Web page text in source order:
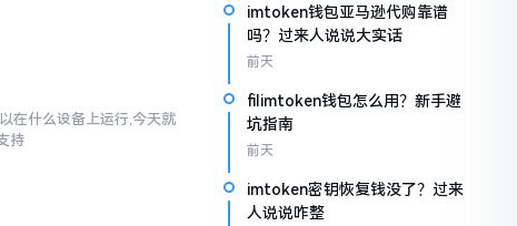
在什么设备上运行,今天就
持
imtoken钱包亚马逊代购靠谱
吗？过来人说说大实话
前天
filimtoken钱包怎么用？新手避
坑指南
前天
imtoken密钥恢复钱没了？过来
人说说咋整